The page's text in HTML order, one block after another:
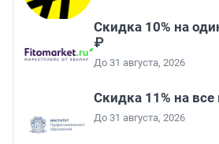
Скидка 10% на
₽
До 31 августа, 2026
Скидка 11% на
До 31 августа, 2026